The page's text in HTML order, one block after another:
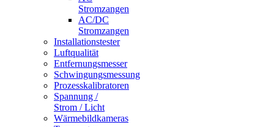
Stromzangen
AC/DC
Stromzangen
Installationstester
Luftqualität
Entfernungsmesser
Schwingungsmessung
Prozesskalibratoren
Spannung /
Strom / Licht
Wärmebildkameras